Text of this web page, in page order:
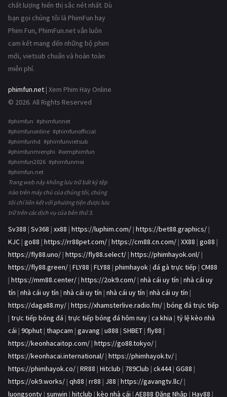
chất lượng hiển thị sắc nét nhất. Dù
bạn gọi chúng tôi là PhimFun hay
Phim Fun, PhimFun.net vẫn luôn
cam kết mang đến những bộ phim
mới, vietsub chuẩn và hoàn toàn
miễn phí.
phimfun.net | Xem Phim Hay Online
© 2026. All Rights Reserved
#phimfun #phimfunnet
#phimfunonline #phimfunofficial
#phimfunhd #phimfunvietsub
#phimfunmienphi #xemphimfun
#phimfun2026 #phimfunmoi
#phimfun.net
Trang web này không lưu trữ bất kỳ tệp
nào trên máy chủ của chúng tôi, chúng
tôi chỉ liên kết với phương tiện được lưu
trữ trên các dịch vụ của bên thứ 3.
Sv388 | Sv368 | xx88 | https://luphim.com/ | https://bet88.graphics/ |
KJC | go88 | https://rr88pet.com/ | https://cm88.cn.com/ | XX88 | go88 |
https://fly88.uno/ | https://fly88.select/ | https://phimhayok.onl/ |
https://fly88.green/ | FLY88 | FLY88 | phimhayok | đá gà trực tiếp | CM88
| https://mm88.center/ | https://2ok9.com/ | nhà cái uy tín | nhà cái uy
tín | nhà cái uy tín | nhà cái uy tín | nhà cái uy tín | nhà cái uy tín |
https://daga88.my/ | https://xhamsterlive.radio.fm/ | bóng đá trực tiếp
| trực tiếp bóng đá | trực tiếp bóng đá hôm nay | ca khia | tỷ lệ kèo nhà
cái | 90phut | thapcam | gavang | u888 | SHBET | fly88 |
https://keonhacaitop.com/ | https://go88.tokyo/ |
https://keonhacai.international/ | https://phimhayok.tv/ |
https://phimhayok.co/ | RR88 | Hitclub | 789Club | ck444| GG88 |
https://ok9.works/ | qh88 | rr88 | J88 | https://gavangtv.llc/ |
luongsontv | sunwin | hitclub | kèo nhà cái | AE888 Đăng Nhập | Hay88 |